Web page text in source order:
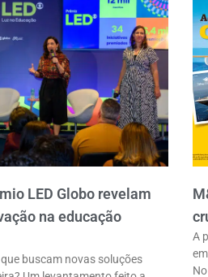
LED Globo revelam
na educação
buscam novas soluções
A